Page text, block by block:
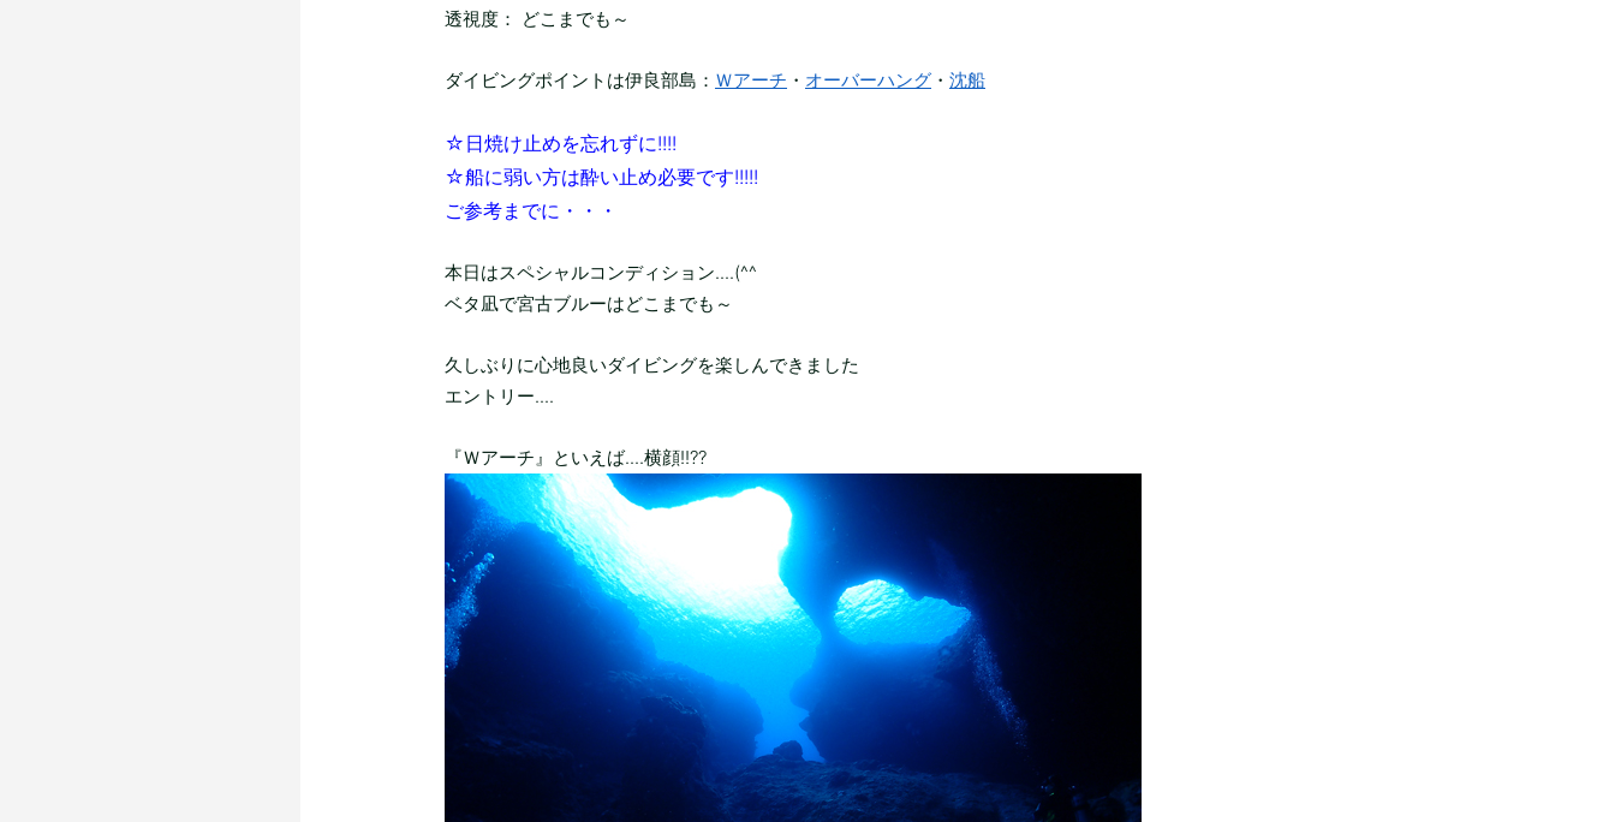
透視度： どこまでも～
ダイビングポイントは伊良部島： Ｗアーチ ・ オーバーハング ・ 沈船
☆日焼け止めを忘れずに!!!!
☆船に弱い方は酔い止め必要です!!!!!
ご参考までに・・・
本日はスペシャルコンディション....(^^
ベタ凪で宮古ブルーはどこまでも～
久しぶりに心地良いダイビングを楽しんできました
エントリー....
『Ｗアーチ』といえば....横顔!!??